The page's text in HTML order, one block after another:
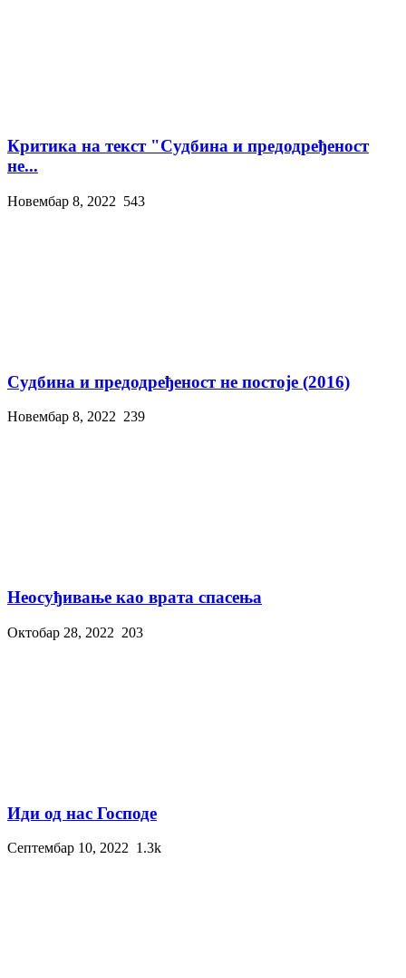
Критика на текст "Судбина и предодређеност
не...
Новембар 8, 2022 543
Судбина и предодређеност не постоје (2016)
Новембар 8, 2022 239
Неосуђивање као врата спасења
Октобар 28, 2022 203
Иди од нас Господе
Септембар 10, 2022 1.3k